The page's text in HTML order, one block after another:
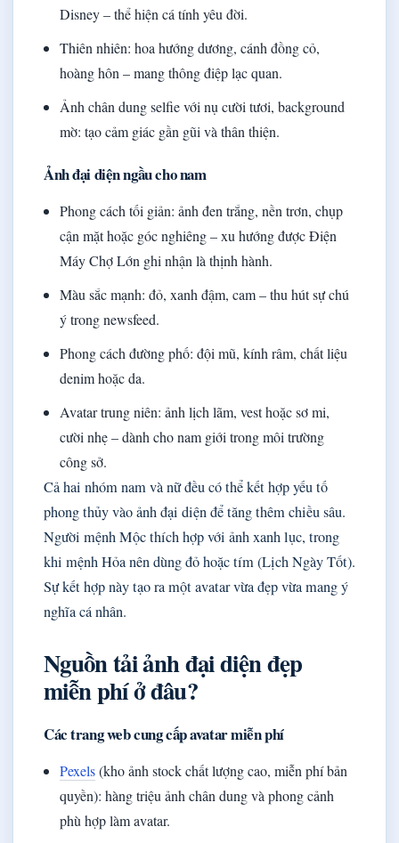
Disney – thể hiện cá tính yêu đời.
Thiên nhiên: hoa hướng dương, cánh đồng cỏ,
hoàng hôn – mang thông điệp lạc quan.
Ảnh chân dung selfie với nụ cười tươi, background
mờ: tạo cảm giác gần gũi và thân thiện.
Ảnh đại diện ngầu cho nam
Phong cách tối giản: ảnh đen trắng, nền trơn, chụp
cận mặt hoặc góc nghiêng – xu hướng được Điện
Máy Chợ Lớn ghi nhận là thịnh hành.
Màu sắc mạnh: đỏ, xanh đậm, cam – thu hút sự chú
ý trong newsfeed.
Phong cách đường phố: đội mũ, kính râm, chất liệu
denim hoặc da.
Avatar trung niên: ảnh lịch lãm, vest hoặc sơ mi,
cười nhẹ – dành cho nam giới trong môi trường
công sở.
Cả hai nhóm nam và nữ đều có thể kết hợp yếu tố
phong thủy vào ảnh đại diện để tăng thêm chiều sâu.
Người mệnh Mộc thích hợp với ảnh xanh lục, trong
khi mệnh Hỏa nên dùng đỏ hoặc tím (Lịch Ngày Tốt).
Sự kết hợp này tạo ra một avatar vừa đẹp vừa mang ý
nghĩa cá nhân.
Nguồn tải ảnh đại diện đẹp
miễn phí ở đâu?
Các trang web cung cấp avatar miễn phí
Pexels(kho ảnh stock chất lượng cao, miễn phí bản
quyền): hàng triệu ảnh chân dung và phong cảnh
phù hợp làm avatar.